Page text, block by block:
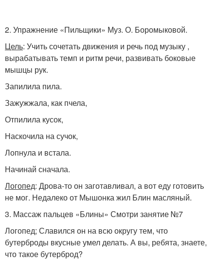
2. Упражнение «Пильщики» Муз. О. Боромыковой.
Цель: Учить сочетать движения и речь под музыку ,
вырабатывать темп и ритм речи, развивать боковые
мышцы рук.
Запилила пила.
Зажужжала, как пчела,
Отпилила кусок,
Наскочила на сучок,
Лопнула и встала.
Начинай сначала.
Логопед: Дрова-то он заготавливал, а вот еду готовить
не мог. Недалеко от Мышонка жил Блин масляный.
3. Массаж пальцев «Блины» Смотри занятие №7
Логопед; Славился он на всю округу тем, что
бутерброды вкусные умел делать. А вы, ребята, знаете,
что такое бутерброд?